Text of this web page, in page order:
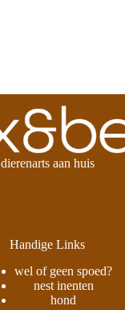
dierenarts aan huis
Handige Links
wel of geen spoed?
nest inenten
hond